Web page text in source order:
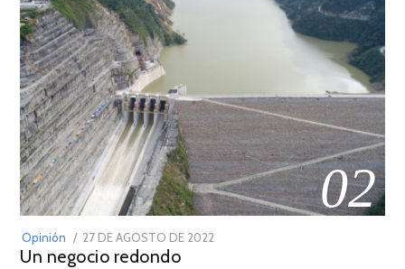
02
Opinión
POSTED
ON
27 DE AGOSTO DE 2022
Un negocio redondo